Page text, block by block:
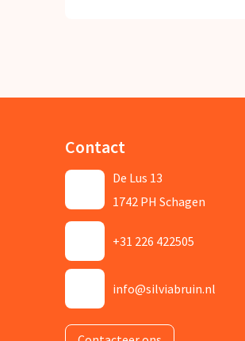
Contact
De Lus 13
1742 PH Schagen
+31 226 422505
info@silviabruin.nl